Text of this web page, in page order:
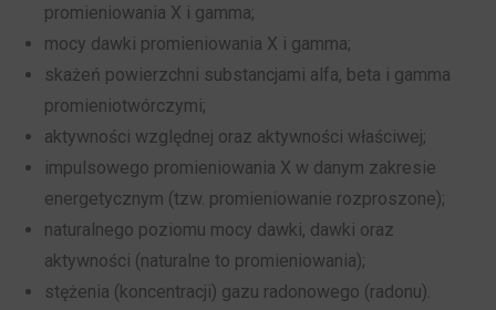
promieniowania X i gamma;
mocy dawki promieniowania X i gamma;
skażeń powierzchni substancjami alfa, beta i gamma
promieniotwórczymi;
aktywności względnej oraz aktywności właściwej;
impulsowego promieniowania X w danym zakresie
energetycznym (tzw. promieniowanie rozproszone);
naturalnego poziomu mocy dawki, dawki oraz
aktywności (naturalne to promieniowania);
stężenia (koncentracji) gazu radonowego (radonu).